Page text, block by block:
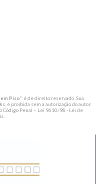
Piso" é de direito reservado. Sua
é proibida sem a autorização do autor.
Código Penal – Lei 9610/98 - Lei de
.